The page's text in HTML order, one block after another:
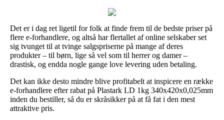
Det er i dag ret ligetil for folk at finde frem til de bedste priser på
flere e-forhandlere, og altså har flertallet af online selskaber set
sig tvunget til at tvinge salgspriserne på mange af deres
produkter – til børn, lige så vel som til herrer og damer –
drastisk, og endda nogle gange love levering uden betaling.
Det kan ikke desto mindre blive profitabelt at inspicere en række
e-forhandlere efter rabat på Plastark LD 1kg 340x420x0,025mm
inden du bestiller, så du er skråsikker på at få fat i den mest
attraktive pris.